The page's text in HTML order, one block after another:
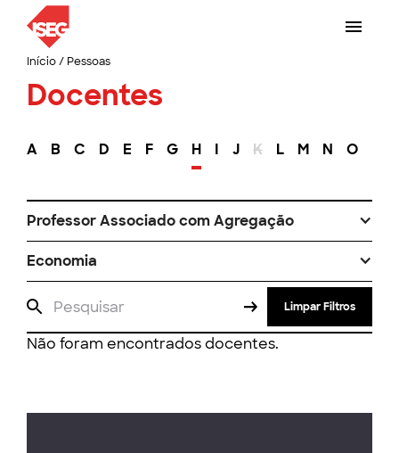
Início/ Pessoas
Docentes
A B C D E F G H I J K L M N O
Professor Associado com Agregação
Economia
Limpar Filtros
Não foram encontrados docentes.